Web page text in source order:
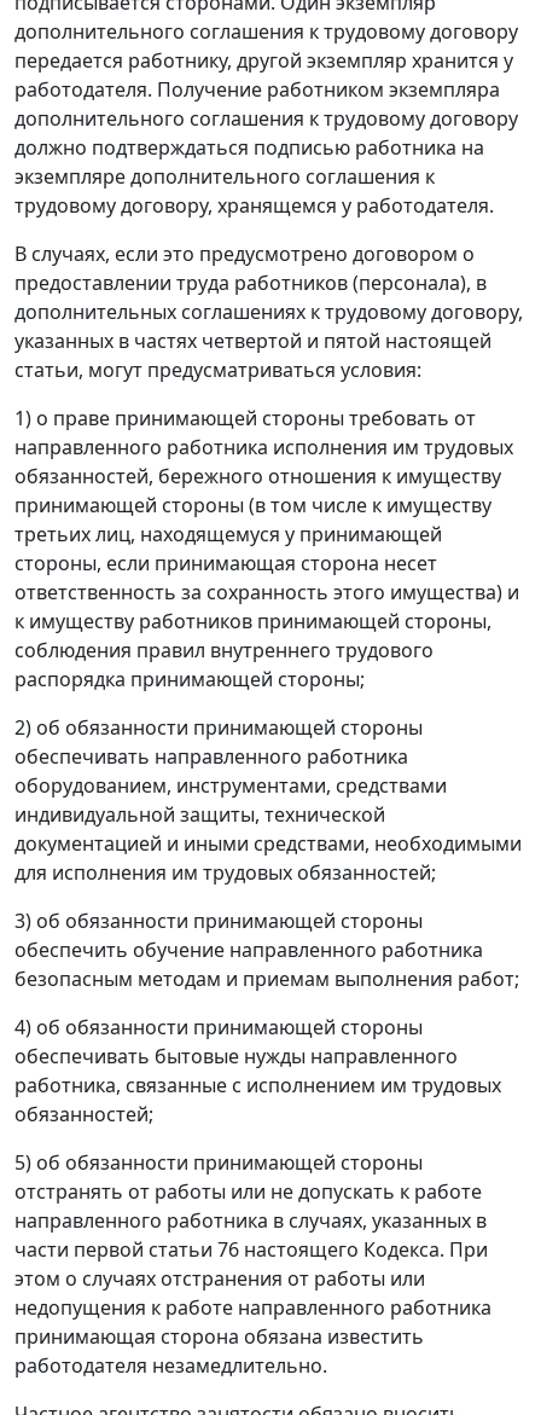
дополнительного соглашения к трудовому договору
передается работнику, другой экземпляр хранится у
работодателя. Получение работником экземпляра
дополнительного соглашения к трудовому договору
должно подтверждаться подписью работника на
экземпляре дополнительного соглашения к
трудовому договору, хранящемся у работодателя.
В случаях, если это предусмотрено договором о
предоставлении труда работников (персонала), в
дополнительных соглашениях к трудовому договору,
указанных в частях четвертой и пятой настоящей
статьи, могут предусматриваться условия:
1) о праве принимающей стороны требовать от
направленного работника исполнения им трудовых
обязанностей, бережного отношения к имуществу
принимающей стороны (в том числе к имуществу
третьих лиц, находящемуся у принимающей
стороны, если принимающая сторона несет
ответственность за сохранность этого имущества) и
к имуществу работников принимающей стороны,
соблюдения правил внутреннего трудового
распорядка принимающей стороны;
2) об обязанности принимающей стороны
обеспечивать направленного работника
оборудованием, инструментами, средствами
индивидуальной защиты, технической
документацией и иными средствами, необходимыми
для исполнения им трудовых обязанностей;
3) об обязанности принимающей стороны
обеспечить обучение направленного работника
безопасным методам и приемам выполнения работ;
4) об обязанности принимающей стороны
обеспечивать бытовые нужды направленного
работника, связанные с исполнением им трудовых
обязанностей;
5) об обязанности принимающей стороны
отстранять от работы или не допускать к работе
направленного работника в случаях, указанных в
части первой статьи 76 настоящего Кодекса. При
этом о случаях отстранения от работы или
недопущения к работе направленного работника
принимающая сторона обязана известить
работодателя незамедлительно.